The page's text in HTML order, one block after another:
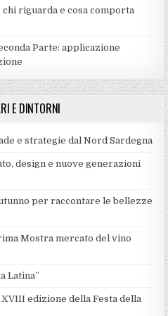
riguarda e cosa comporta
Parte: applicazione
E DINTORNI
e strategie dal Nord Sardegna
design e nuove generazioni
per raccontare le bellezze
Mostra mercato del vino
Latina”
edizione della Festa della